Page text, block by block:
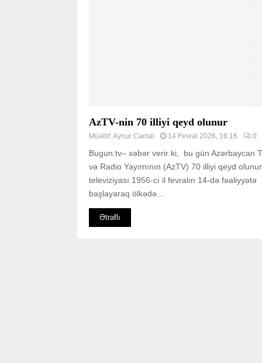
AzTV-nin 70 illiyi qeyd olunur
Müəllif:Aynur Camal 14 Fevral 2026, 16:16 0
Bugun.tv– xəbər verir ki, bu gün Azərbaycan
və Radio Yayımının (AzTV) 70 illiyi qeyd
televiziyası 1956-cı il fevralın 14-də fəaliyyətə
başlayaraq ölkədə...
Ətraflı